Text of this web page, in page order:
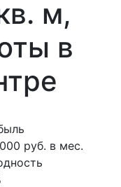
м,
в
руб. в мес.